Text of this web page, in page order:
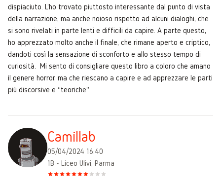
dispiaciuto. L'ho trovato piuttosto interessante dal punto di vista
della narrazione, ma anche noioso rispetto ad alcuni dialoghi, che
si sono rivelati in parte lenti e difficili da capire. A parte questo,
ho apprezzato molto anche il finale, che rimane aperto e criptico,
dandoti così la sensazione di sconforto e allo stesso tempo di
curiosità. Mi sento di consigliare questo libro a coloro che amano
il genere horror, ma che riescano a capire e ad apprezzare le parti
più discorsive e “teoriche”.
Camillab
05/04/2024 16:40
1B - Liceo Ulivi, Parma